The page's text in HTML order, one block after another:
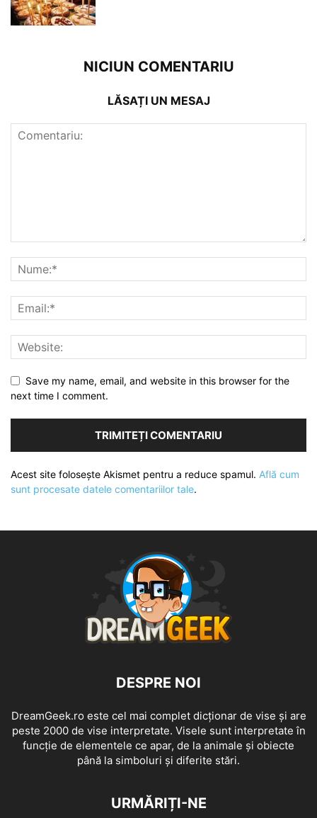
NICIUN COMENTARIU
LĂSAȚI UN MESAJ
Save my name, email, and website in this browser for the
next time I comment.
Acest site folosește Akismet pentru a reduce spamul. Află cum
sunt procesate datele comentariilor tale.
DESPRE NOI
DreamGeek.ro este cel mai complet dicționar de vise și are
peste 2000 de vise interpretate. Visele sunt interpretate în
funcție de elementele ce apar, de la animale și obiecte
până la simboluri și diferite stări.
URMĂRIȚI-NE